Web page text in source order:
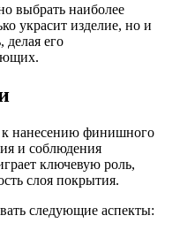
выбрать наиболее
украсит изделие, но и
делая его
к нанесению финишного
и соблюдения
ключевую роль,
слоя покрытия.
следующие аспекты: